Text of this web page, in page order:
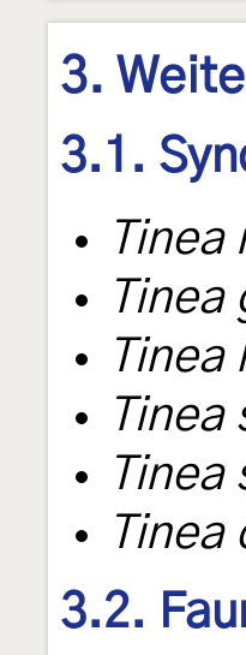
3.
3.1.
Tinea
Tinea
Tinea
3.2.